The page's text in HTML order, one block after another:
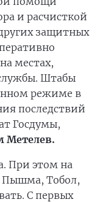
и расчисткой
защитных
местах,
Штабы
режиме в
последствий
Госдумы,
Метелев.
При этом на
Пышма, Тобол,
С первых